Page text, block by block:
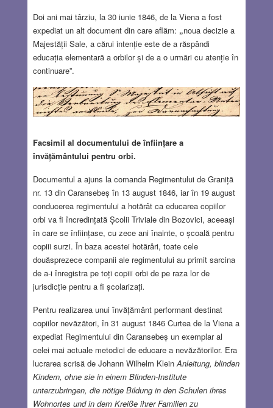
Doi ani mai târziu, la 30 iunie 1846, de la Viena a fost
expediat un alt document din care aflăm: „noua decizie a
Majestății Sale, a cărui intenție este de a răspândi
educația elementară a orbilor și de a o urmări cu atenție în
continuare”.
Facsimil al documentului de înființare a
învățământului pentru orbi.
Documentul a ajuns la comanda Regimentului de Graniță
nr. 13 din Caransebeș în 13 august 1846, iar în 19 august
conducerea regimentului a hotărât ca educarea copiilor
orbi va fi încredințată Școlii Triviale din Bozovici, aceeași
în care se înființase, cu zece ani înainte, o școală pentru
copiii surzi. În baza acestei hotărâri, toate cele
douăsprezece companii ale regimentului au primit sarcina
de a-i înregistra pe toți copiii orbi de pe raza lor de
jurisdicție pentru a fi școlarizați.
Pentru realizarea unui învățământ performant destinat
copiilor nevăzători, în 31 august 1846 Curtea de la Viena a
expediat Regimentului din Caransebeș un exemplar al
celei mai actuale metodici de educare a nevăzătorilor. Era
lucrarea scrisă de Johann Wilhelm KleinAnleitung, blinden
Kindern, ohne sie in einem Blinden-Institute
unterzubringen, die nötige Bildung in den Schulen ihres
Wohnortes und in dem Kreiße ihrer Familien zu